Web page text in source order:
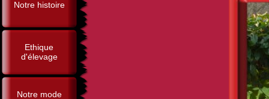
Notre histoire
Ethique
d'élevage
Notre mode